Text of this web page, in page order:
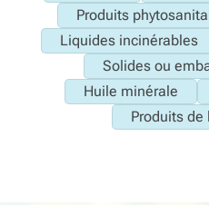
Produits
Liquides incinérables
Solides ou
Huile minérale
Produits de